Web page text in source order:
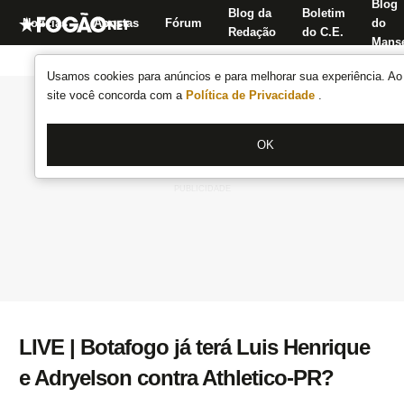
Usamos cookies para anúncios e para melhorar sua experiência.
site você concorda com a Política de Privacidade .
OK
Notícias Apostas Fórum
Blog da
Redação
Boletim
do C.E.
Blog
do
LIVE | Botafogo já terá Luis Henrique
e Adryelson contra Athletico-PR?